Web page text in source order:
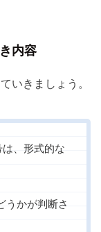
内容
いきましょう。
、形式的な
うかが判断さ